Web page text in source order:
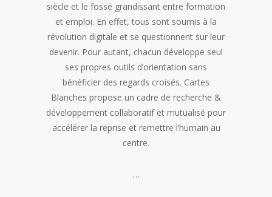
siècle et le fossé grandissant entre formation
et emploi. En effet, tous sont soumis à la
révolution digitale et se questionnent sur leur
devenir. Pour autant, chacun développe seul
ses propres outils d’orientation sans
bénéficier des regards croisés. Cartes
Blanches propose un cadre de recherche &
développement collaboratif et mutualisé pour
accélérer la reprise et remettre l’humain au
centre.
…